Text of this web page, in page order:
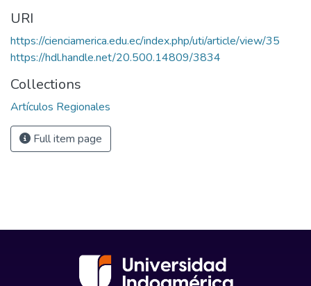
URI
https://cienciamerica.edu.ec/index.php/uti/article/view/35
https://hdl.handle.net/20.500.14809/3834
Collections
Artículos Regionales
Full item page